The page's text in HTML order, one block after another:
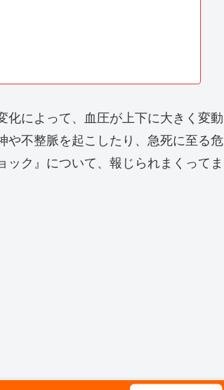
化によって、血圧が上下に大きく変動
や不整脈を起こしたり、急死に至る危
ク』について、報じられまくってま